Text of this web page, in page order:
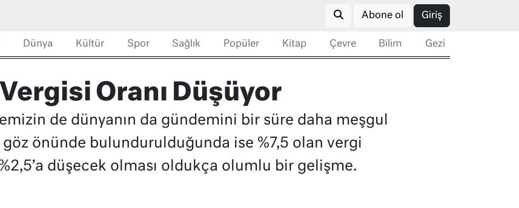
Abone ol Giriş
Dünya Kültür Spor Sağlık Popüler Kitap Çevre Bilim Gezi
Oranı Düşüyor
de dünyanın da gündemini bir süre daha meşgul
önünde bulundurulduğunda ise %7,5 olan vergi
%2,5’a düşecek olması oldukça olumlu bir gelişme.